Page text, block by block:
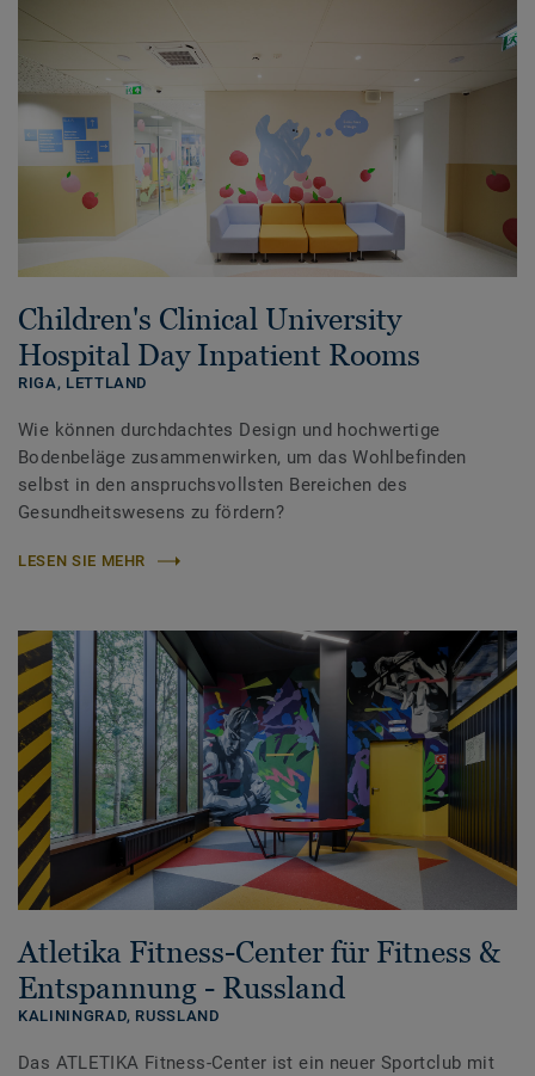
Children's Clinical University
Hospital Day Inpatient Rooms
RIGA, LETTLAND
Wie können durchdachtes Design und hochwertige
Bodenbeläge zusammenwirken, um das Wohlbefinden
selbst in den anspruchsvollsten Bereichen des
Gesundheitswesens zu fördern?
LESEN SIE MEHR
Atletika Fitness-Center für Fitness &
Entspannung - Russland
KALININGRAD, RUSSLAND
Das ATLETIKA Fitness-Center ist ein neuer Sportclub mit